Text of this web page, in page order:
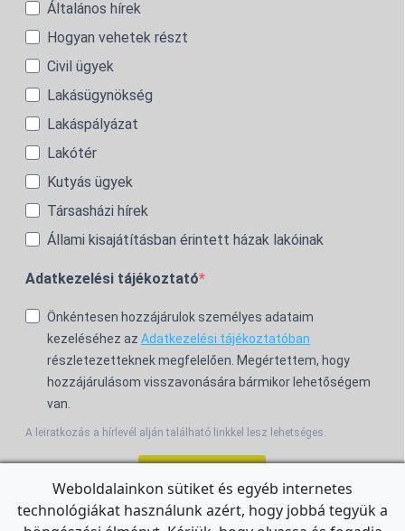
Általános hírek
Hogyan vehetek részt
Civil ügyek
Lakásügynökség
Lakáspályázat
Lakótér
Kutyás ügyek
Társasházi hírek
Állami kisajátításban érintett házak lakóinak
Adatkezelési tájékoztató
Önkéntesen hozzájárulok személyes adataim
kezeléséhez az Adatkezelési tájékoztatóban
részletezetteknek megfelelően. Megértettem, hogy
hozzájárulásom visszavonására bármikor lehetőségem
van.
A leiratkozás a hírlevél alján található linkkel lesz lehetséges.
For the English Newsletter, clickHERE.
Weboldalainkon sütiket és egyéb internetes
technológiákat használunk azért, hogy jobbá tegyük a